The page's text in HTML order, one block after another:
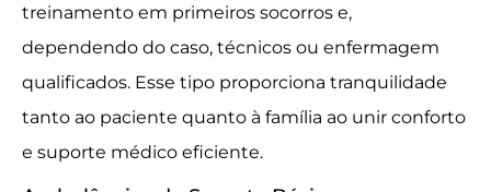
treinamento em primeiros socorros e,
dependendo do caso, técnicos ou enfermagem
qualificados. Esse tipo proporciona tranquilidade
tanto ao paciente quanto à família ao unir conforto
e suporte médico eficiente.